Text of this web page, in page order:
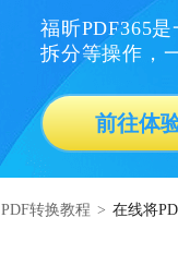
福昕PDF365
拆分等操作，
前往体
PDF转换教程 > 在线将